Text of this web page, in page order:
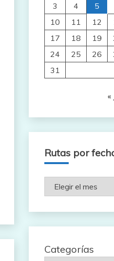
3
4 5
10
11 12
17
18 19
24
25 26
31
«
Rutas por
Rutas
Categorías